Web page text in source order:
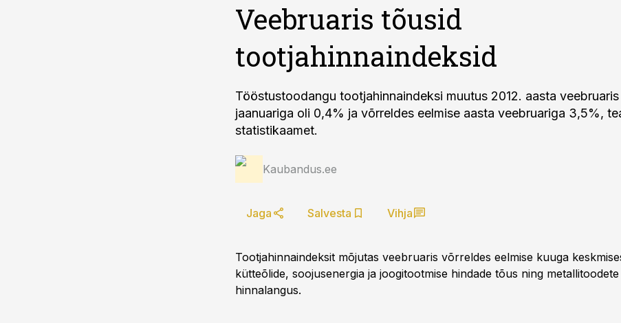
Veebruaris tõusid
tootjahinnaindeksid
Tööstustoodangu tootjahinnaindeksi muutus 2012. aasta
jaanuariga oli 0,4% ja võrreldes eelmise aasta veebruariga 3,5%,
statistikaamet.
Kaubandus.ee
Jaga Salvesta Vihja
Tootjahinnaindeksit mõjutas veebruaris võrreldes eelmise kuuga
kütteõlide, soojusenergia ja joogitootmise hindade tõus ning
hinnalangus.